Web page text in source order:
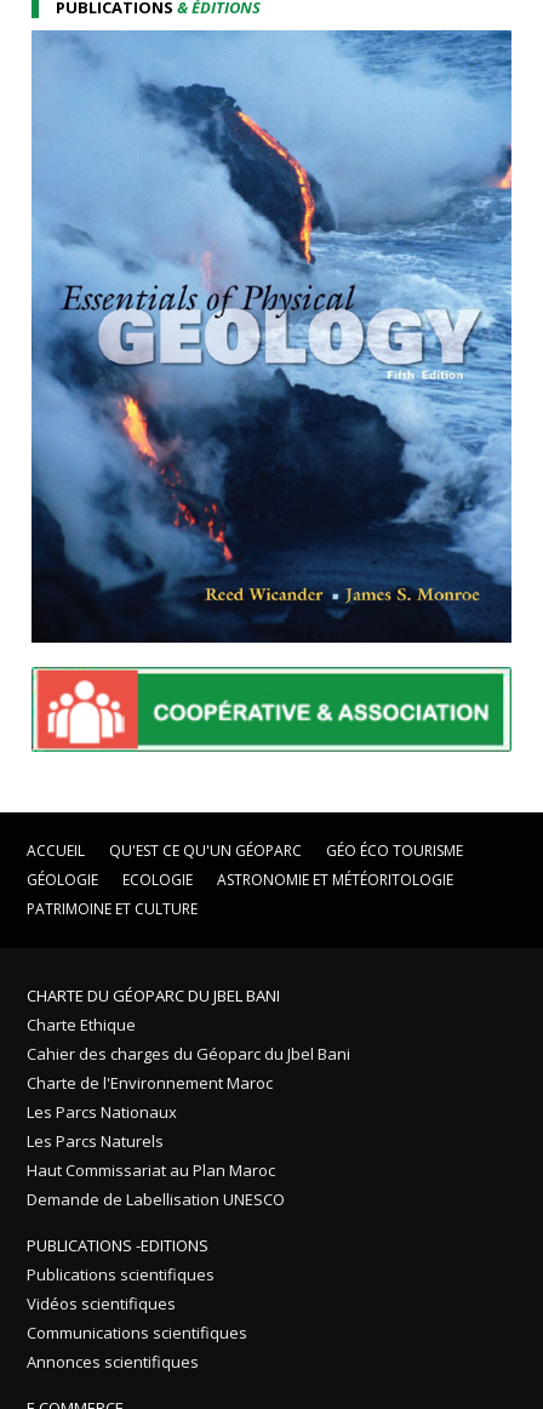
PUBLICATIONS& ÉDITIONS
ACCUEIL QU'EST CE QU'UN GÉOPARC
GÉO ÉCO TOURISME
GÉOLOGIE
ECOLOGIE
ASTRONOMIE ET MÉTÉORITOLOGIE
PATRIMOINE ET CULTURE
CHARTE DU GÉOPARC DU JBEL BANI
Charte Ethique
Cahier des charges du Géoparc du Jbel Bani
Charte de l'Environnement Maroc
Les Parcs Nationaux
Les Parcs Naturels
Haut Commissariat au Plan Maroc
Demande de Labellisation UNESCO
PUBLICATIONS -EDITIONS
Publications scientifiques
Vidéos scientifiques
Communications scientifiques
Annonces scientifiques